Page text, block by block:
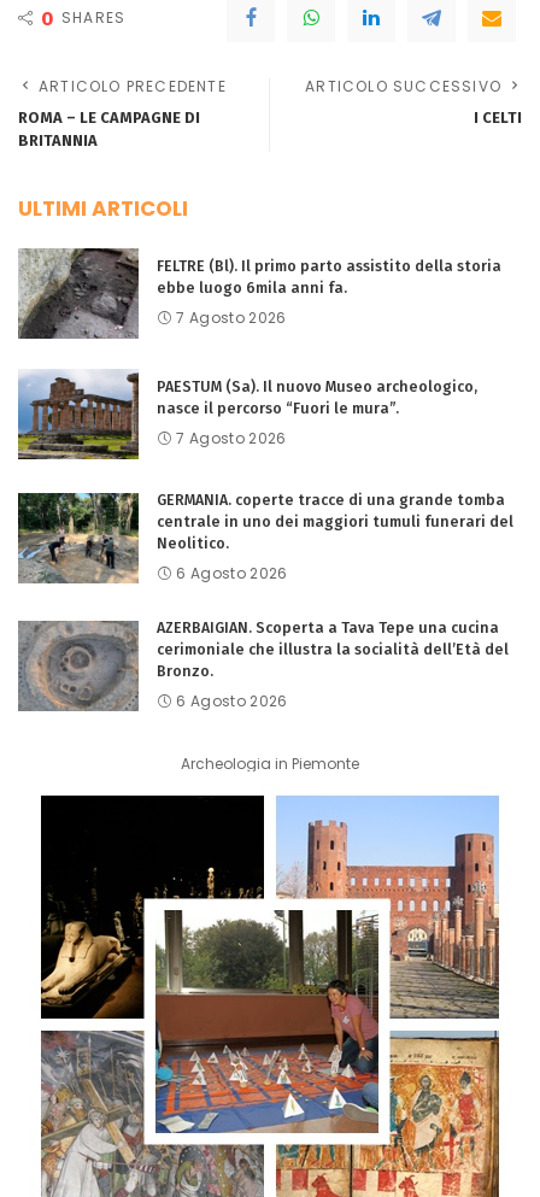
0 SHARES
ARTICOLO PRECEDENTE
ROMA – LE CAMPAGNE DI
BRITANNIA
ARTICOLO SUCCESSIVO
I CELTI
ULTIMI ARTICOLI
FELTRE (Bl). Il primo parto assistito della storia
ebbe luogo 6mila anni fa.
7 Agosto 2026
PAESTUM (Sa). Il nuovo Museo archeologico,
nasce il percorso “Fuori le mura”.
7 Agosto 2026
GERMANIA. coperte tracce di una grande tomba
centrale in uno dei maggiori tumuli funerari del
Neolitico.
6 Agosto 2026
AZERBAIGIAN. Scoperta a Tava Tepe una cucina
cerimoniale che illustra la socialità dell’Età del
Bronzo.
6 Agosto 2026
Archeologia in Piemonte